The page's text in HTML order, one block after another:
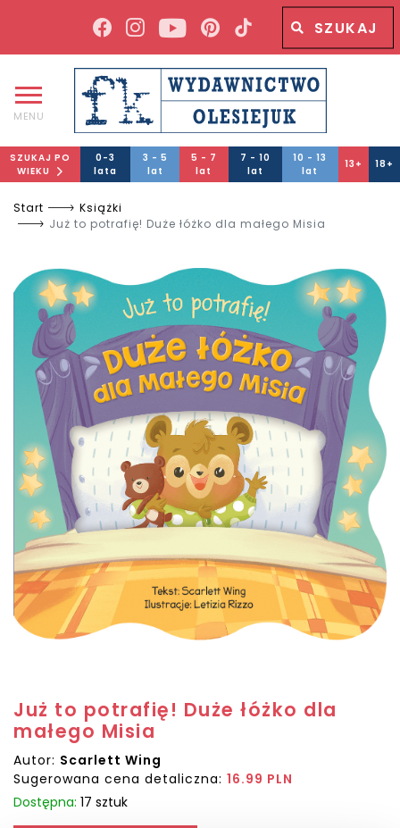
Wyszukiwana fraza
MENU
SZUKAJ PO
WIEKU
0-3
lata
3 - 5
lat
5 - 7
lat
7 - 10
lat
10 - 13
lat
13+ 18+
Start
Książki
Już to potrafię! Duże łóżko dla małego Misia
Już to potrafię! Duże łóżko dla
małego Misia
Autor: Scarlett Wing
Sugerowana cena detaliczna: 16.99 PLN
Dostępna: 17 sztuk